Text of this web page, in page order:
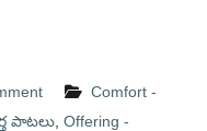
Comfort -
పాటలు, Offering -